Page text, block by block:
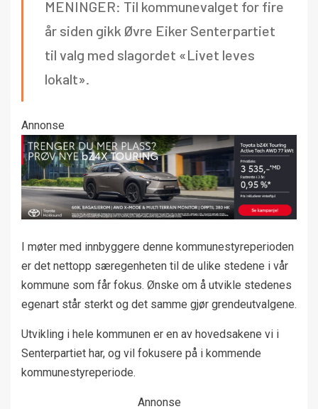
MENINGER: Til kommunevalget for fire
år siden gikk Øvre Eiker Senterpartiet
til valg med slagordet «Livet leves
lokalt».
Annonse
I møter med innbyggere denne kommunestyreperioden
er det nettopp særegenheten til de ulike stedene i vår
kommune som får fokus. Ønske om å utvikle stedenes
egenart står sterkt og det samme gjør grendeutvalgene.
Utvikling i hele kommunen er en av hovedsakene vi i
Senterpartiet har, og vil fokusere på i kommende
kommunestyreperiode.
Annonse